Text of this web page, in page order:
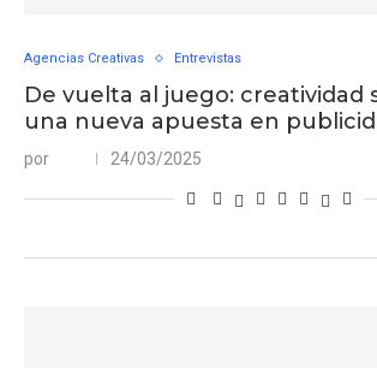
Agencias Creativas Entrevistas
De vuelta al juego: creatividad
una nueva apuesta en
por 24/03/2025